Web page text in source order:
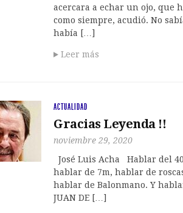
acercara a echar un ojo, que
como siempre, acudió. No
había […]
Leer más
ACTUALIDAD
Gracias Leyenda !!
noviembre 29, 2020
José Luis Acha Hablar del
hablar de 7m, hablar de
hablar de Balonmano. Y
JUAN DE […]